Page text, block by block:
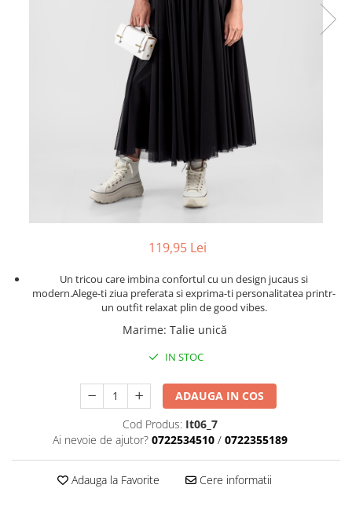
119,95 Lei
Un tricou care imbina confortul cu un design jucaus si
modern.Alege-ti ziua preferata si exprima-ti personalitatea printr-
un outfit relaxat plin de good vibes.
Marime: Talie unică
IN STOC
ADAUGA IN COS
Cod Produs: It06_7
Ai nevoie de ajutor? 0722534510 / 0722355189
Adauga la Favorite Cere informatii